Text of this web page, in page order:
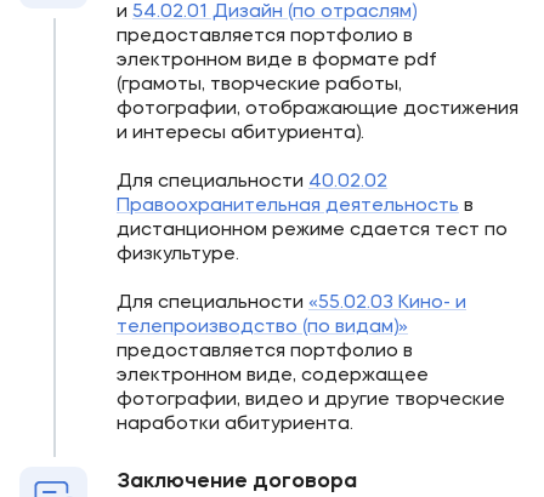
и 54.02.01 Дизайн (по отраслям)
предоставляется портфолио в
электронном виде в формате pdf
(грамоты, творческие работы,
фотографии, отображающие достижения
и интересы абитуриента).
Для специальности 40.02.02
Правоохранительная деятельность в
дистанционном режиме сдается тест по
физкультуре.
Для специальности «55.02.03 Кино- и
телепроизводство (по видам)»
предоставляется портфолио в
электронном виде, содержащее
фотографии, видео и другие творческие
наработки абитуриента.
Заключение договора